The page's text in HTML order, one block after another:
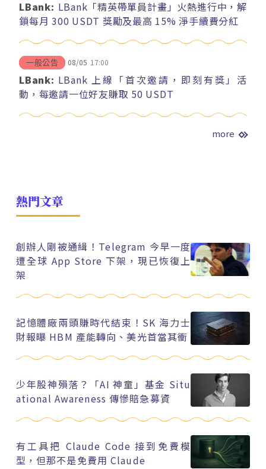
LBank: LBank「精英帶單員計畫」火熱進行中，解
鎖每月 300 USDT 獎勵及最高 15% 淨手續費分紅
一般公告 08/05 17:00
LBank: LBank 上線「首次邀請，即刻有獎」活
動，每邀請一位好友賺取 50 USDT
more
熱門文章
創辦人剛被通緝！Telegram 今早一度
遭全球 App Store 下架，現已恢復上
架
記憶體廠兩頭賺時代結束！SK 海力士
財報曝 HBM 產能轉向、美光首當其衝
少年股神殞落？「AI 神童」基金 Situ
ational Awareness 傳慘賠急募資
有工具把 Claude Code 接到免費模
型，但那不是免費用 Claude